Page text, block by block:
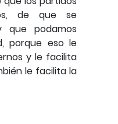
de que se
que podamos
porque eso le
y le facilita
le facilita la